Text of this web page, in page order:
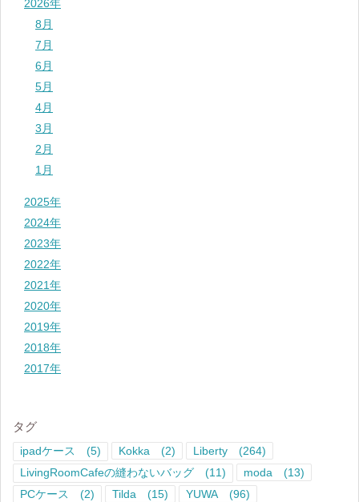
2026年
8月
7月
6月
5月
4月
3月
2月
1月
2025年
2024年
2023年
2022年
2021年
2020年
2019年
2018年
2017年
タグ
ipadケース (5) Kokka (2) Liberty
(264)
LivingRoomCafeの縫わないバッグ
(11) moda
(13)
PCケース
(2) Tilda (15) YUWA
(96)